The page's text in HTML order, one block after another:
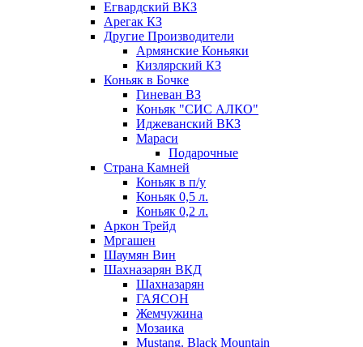
Егвардский ВКЗ
Арегак КЗ
Другие Производители
Армянские Коньяки
Кизлярский КЗ
Коньяк в Бочке
Гиневан ВЗ
Коньяк "СИС АЛКО"
Иджеванский ВКЗ
Мараси
Подарочные
Страна Камней
Коньяк в п/у
Коньяк 0,5 л.
Коньяк 0,2 л.
Аркон Трейд
Мргашен
Шаумян Вин
Шахназарян ВКД
Шахназарян
ГАЯСОН
Жемчужина
Мозаика
Mustang. Black Mountain